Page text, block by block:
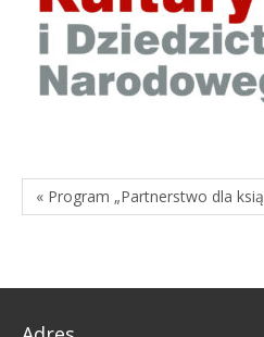
« Program „Partnerstwo dla